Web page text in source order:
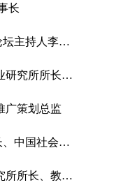
长
第三届中国城市化国际峰会专题论坛主持人李津逵
金元浦 中国人民大学文化创意产业研究所所长博士、教授、博导
广策划总监
牛凤瑞：中国城市经济学会副会长、中国社会科学院城市发展与环境研究所研究员
王国华 北京工业大学创意产业研究所所长、教授、博士